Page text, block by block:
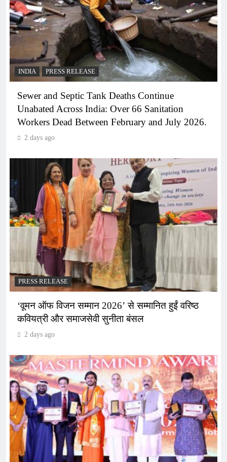
INDIA PRESS RELEASE
Sewer and Septic Tank Deaths Continue
Unabated Across India: Over 66 Sanitation
Workers Dead Between February and July 2026.
2 days ago
PRESS RELEASE
‘वूमन ऑफ विजन सम्मान 2026’ से सम्मानित हुईं वरिष्ठ
कवियत्री और समाजसेवी सुनीता बंसल
2 days ago